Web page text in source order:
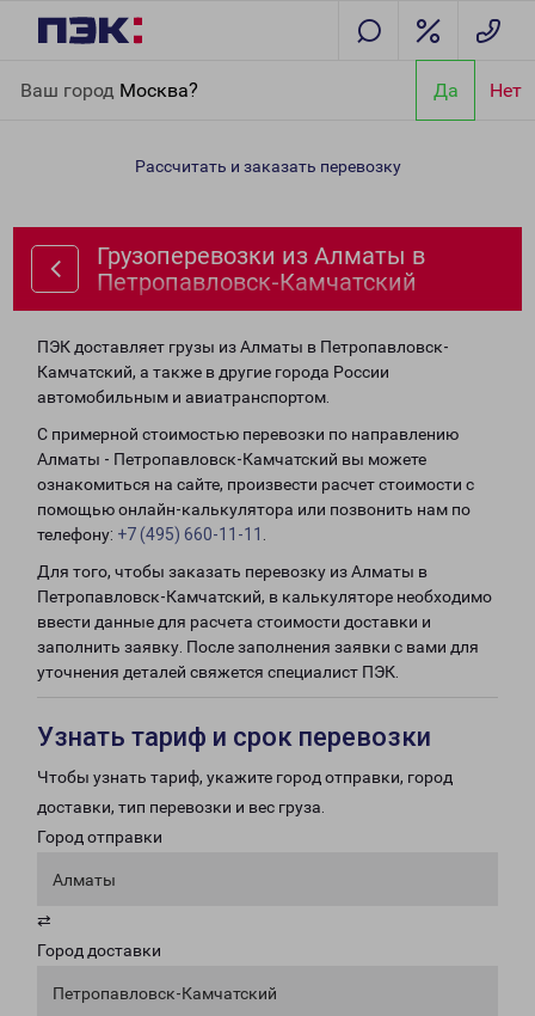
Ваш город Москва? Да Нет
Петропавловск-Камчатский
Рассчитать и заказать перевозку
Грузоперевозки из Алматы в
Петропавловск-Камчатский
ПЭК доставляет грузы из Алматы в Петропавловск-
Камчатский, а также в другие города России
автомобильным и авиатранспортом.
С примерной стоимостью перевозки по направлению
Алматы - Петропавловск-Камчатский вы можете
ознакомиться на сайте, произвести расчет стоимости с
помощью онлайн-калькулятора или позвонить нам по
телефону: +7 (495) 660-11-11
Для того, чтобы заказать перевозку из Алматы в
Петропавловск-Камчатский, в калькуляторе необходимо
ввести данные для расчета стоимости доставки и
заполнить заявку. После заполнения заявки с вами для
уточнения деталей свяжется специалист ПЭК.
Узнать тариф и срок перевозки
Чтобы узнать тариф, укажите город отправки, город
доставки, тип перевозки и вес груза.
Город отправки
Алматы
⇄
Город доставки
Петропавловск-Камчатский